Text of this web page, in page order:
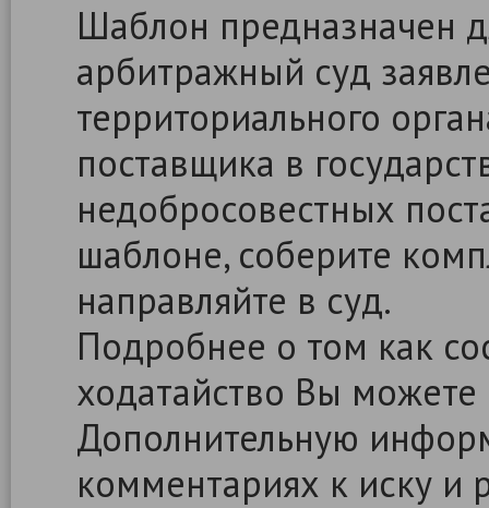
Шаблон предназначен
арбитражный суд
территориального
поставщика в
недобросовестных
шаблоне, соберите
направляйте в суд.
Подробнее о том как
ходатайство Вы
Дополнительную
комментариях к иску и